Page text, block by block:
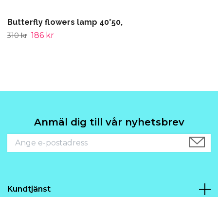
Butterfly flowers lamp 40*50,
310 kr 186 kr
Anmäl dig till vår nyhetsbrev
Kundtjänst